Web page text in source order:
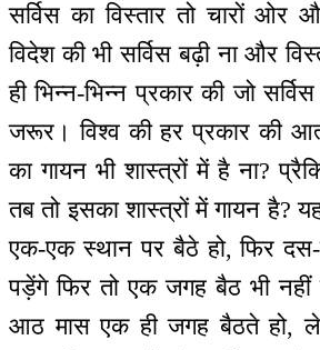
सर्विस का विस्तार तो चारों
विदेश की भी सर्विस बढ़ी ना और
ही भिन्न-भिन्न प्रकार की जो
जरूर। विश्व की हर प्रकार की
का गायन भी शास्त्रों में है ना?
तब तो इसका शास्त्रों में गायन है?
एक-एक स्थान पर बैठे हो, फिर
पड़ेंगे फिर तो एक जगह बैठ भी
आठ मास एक ही जगह बैठते हो,